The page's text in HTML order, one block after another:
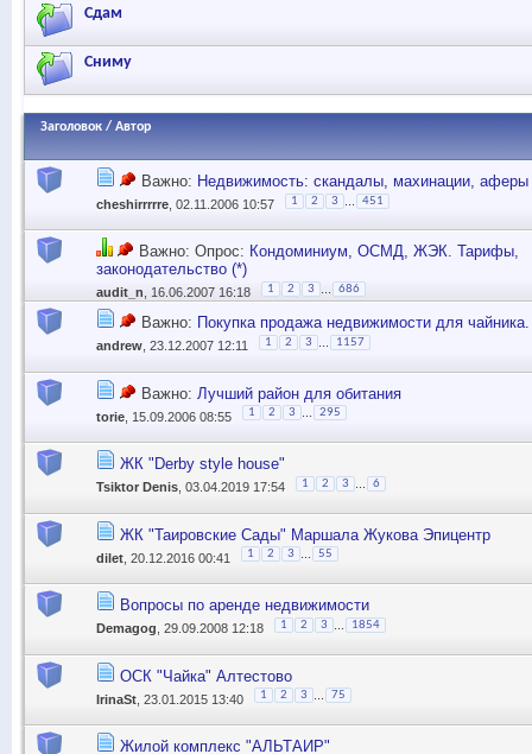
Сдам
Сниму
Заголовок / Автор
Важно: Недвижимость: скандалы, махинации, аферы
cheshirrrrre , 02.11.2006 10:57 1 2 3 451
Важно: Опрос: Кондоминиум, ОСМД, ЖЭК. Тарифы,
законодательство (*)
audit_n , 16.06.2007 16:18 1 2 3 686
Важно: Покупка продажа недвижимости для
andrew , 23.12.2007 12:11 1 2 3 1157
Важно: Лучший район для обитания
torie , 15.09.2006 08:55 1 2 3 ... 295
ЖК "Derby style house"
Tsiktor Denis , 03.04.2019 17:54 1 2 3 6
ЖК "Таировские Сады" Маршала Жукова Эпицентр
dilet , 20.12.2016 00:41 1 2 3 55
Вопросы по аренде недвижимости
Demagog , 29.09.2008 12:18 1 2 3 1854
ОСК "Чайка" Алтестово
IrinaSt , 23.01.2015 13:40 1 2 3 75
Жилой комплекс "АЛЬТАИР"